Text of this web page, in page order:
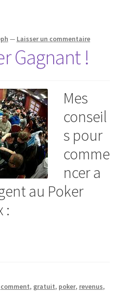
— Laisser un commentaire
Gagnant !
Mes
conseil
s pour
comme
ncer a
au Poker
:
comment, gratuit, poker, revenus,